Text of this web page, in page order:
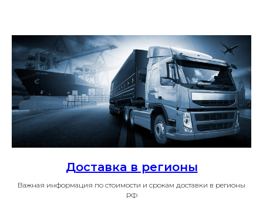
Доставка в регионы
Важная информация по стоимости и срокам доставки в регионы
РФ